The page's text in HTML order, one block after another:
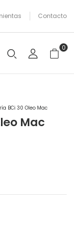
Contacto
0
BCi 30 Oleo Mac
Mac